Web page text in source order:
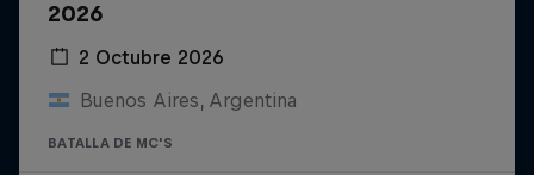
2026
2 Octubre 2026
Buenos Aires, Argentina
BATALLA DE MC'S